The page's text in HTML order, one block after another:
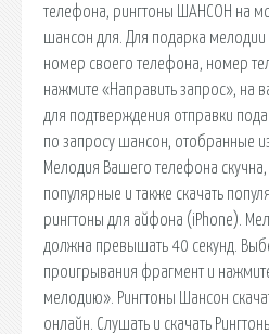
телефона, рингтоны ШАНСОН на
шансон для. Для подарка мелодии
номер своего телефона, номер
нажмите «Направить запрос», на
для подтверждения отправки
по запросу шансон, отобранные
Мелодия Вашего телефона скучна,
популярные и также скачать
рингтоны для айфона (iPhone).
должна превышать 40 секунд.
проигрывания фрагмент и
мелодию». Рингтоны Шансон
онлайн. Cлушать и скачать